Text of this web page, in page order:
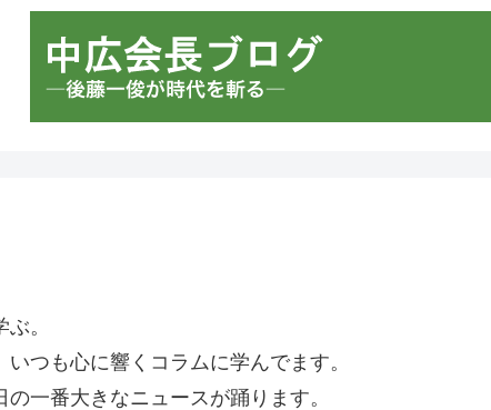
面コラムに学
つも心に響くコラムに学んでます。
一番大きなニュースが踊ります。